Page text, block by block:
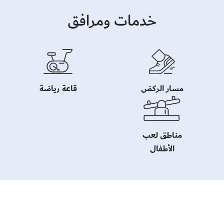
خدمات ومرافق
مسار الركض قاعة رياضة
مناطق لعب
الأطفال